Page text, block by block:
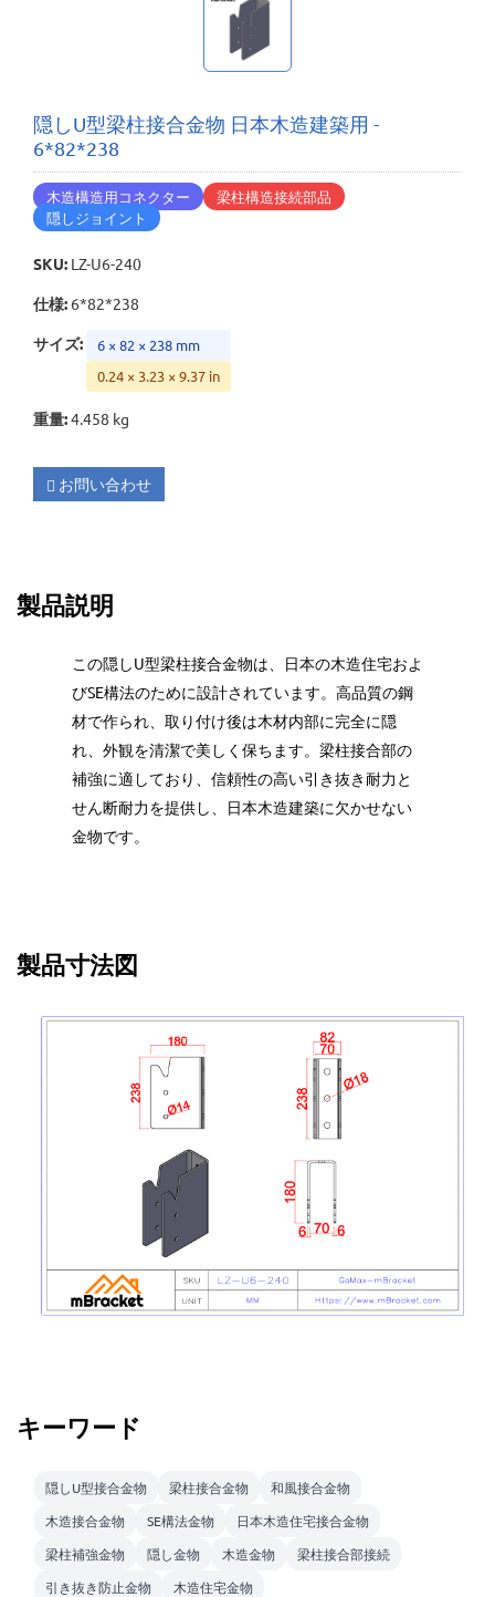
隠しU型梁柱接合金物 日本木造建築用 -
6*82*238
木造構造用コネクター
梁柱構造接続部品
隠しジョイント
SKU: LZ-U6-240
仕様: 6*82*238
サイズ:
6 × 82 × 238 mm
0.24 × 3.23 × 9.37 in
重量:4.458 kg
お問い合わせ
製品説明
この隠しU型梁柱接合金物は、日本の木造住宅およ
びSE構法のために設計されています。高品質の鋼
材で作られ、取り付け後は木材内部に完全に隠
れ、外観を清潔で美しく保ちます。梁柱接合部の
補強に適しており、信頼性の高い引き抜き耐力と
せん断耐力を提供し、日本木造建築に欠かせない
金物です。
製品寸法図
キーワード
隠しU型接合金物 梁柱接合金物
和風接合金物
木造接合金物
SE構法金物
日本木造住宅接合金物
梁柱補強金物
隠し金物 木造金物
梁柱接合部接続
引き抜き防止金物
木造住宅金物